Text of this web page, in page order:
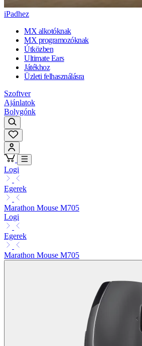
iPadhez
MX alkotóknak
MX programozóknak
Útközben
Ultimate Ears
Játékhoz
Üzleti felhasználásra
Szoftver
Ajánlatok
Bolygónk
Logi
Egerek
Marathon Mouse M705
Logi
Egerek
Marathon Mouse M705